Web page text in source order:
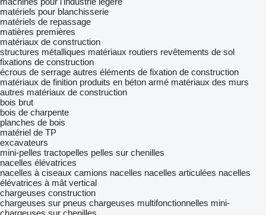
matériels pour blanchisserie
matériels de repassage
matières premières
matériaux de construction
structures métalliques matériaux routiers revêtements de sol
fixations de construction
écrous de serrage autres éléments de fixation de construction
matériaux de finition produits en béton armé matériaux des murs
autres matériaux de construction
bois brut
bois de charpente
planches de bois
matériel de TP
excavateurs
mini-pelles tractopelles pelles sur chenilles
nacelles élévatrices
nacelles à ciseaux camions nacelles nacelles articulées nacelles
élévatrices à mât vertical
chargeuses construction
chargeuses sur pneus chargeuses multifonctionnelles mini-
chargeuses sur chenilles